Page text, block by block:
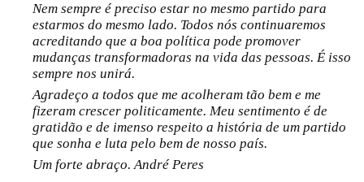
Nem sempre é preciso estar no mesmo partido para
estarmos do mesmo lado. Todos nós continuaremos
acreditando que a boa política pode promover
mudanças transformadoras na vida das pessoas. É isso
sempre nos unirá.
Agradeço a todos que me acolheram tão bem e me
fizeram crescer politicamente. Meu sentimento é de
gratidão e de imenso respeito a história de um partido
que sonha e luta pelo bem de nosso país.
Um forte abraço. André Peres